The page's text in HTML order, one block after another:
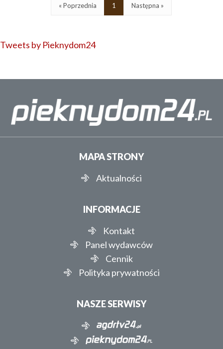
« Poprzednia 1 Następna »
Tweets by Pieknydom24
MAPA STRONY
Aktualności
INFORMACJE
Kontakt
Panel wydawców
Cennik
Polityka prywatności
NASZE SERWISY